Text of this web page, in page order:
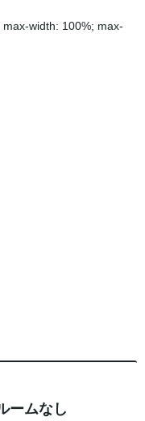
width: 100%; max-
ームなし